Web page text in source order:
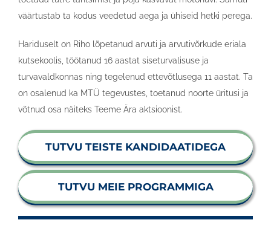
väärtustab ta kodus veedetud aega ja ühiseid hetki perega.
Hariduselt on Riho lõpetanud arvuti ja arvutivõrkude eriala
kutsekoolis, töötanud 16 aastat siseturvalisuse ja
turvavaldkonnas ning tegelenud ettevõtlusega 11 aastat. Ta
on osalenud ka MTÜ tegevustes, toetanud noorte üritusi ja
võtnud osa näiteks Teeme Ära aktsioonist.
TUTVU TEISTE KANDIDAATIDEGA
TUTVU MEIE PROGRAMMIGA